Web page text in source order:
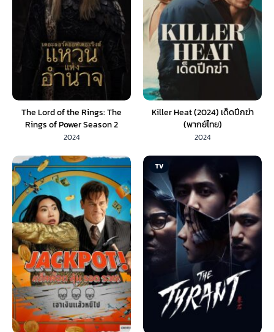
The Lord of the Rings: The
Rings of Power Season 2
(2024) เดอะลอร์ดออฟเดอะริงส์
2024
Killer Heat (2024) เด็ดปีกฆ่า
(พากย์ไทย)
2024
TV